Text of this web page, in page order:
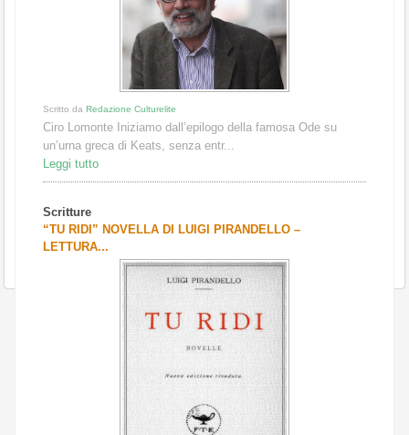
Scritto da Redazione Culturelite
Ciro Lomonte Iniziamo dall’epilogo della famosa Ode su
un’urna greca di Keats, senza entr...
Leggi tutto
Scritture
“TU RIDI” NOVELLA DI LUIGI PIRANDELLO –
LETTURA...